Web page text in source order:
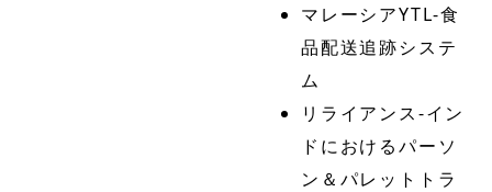
マレーシアYTL-食
品配送追跡システ
ム
リライアンス-イン
ドにおけるパーソ
ン＆パレットトラ